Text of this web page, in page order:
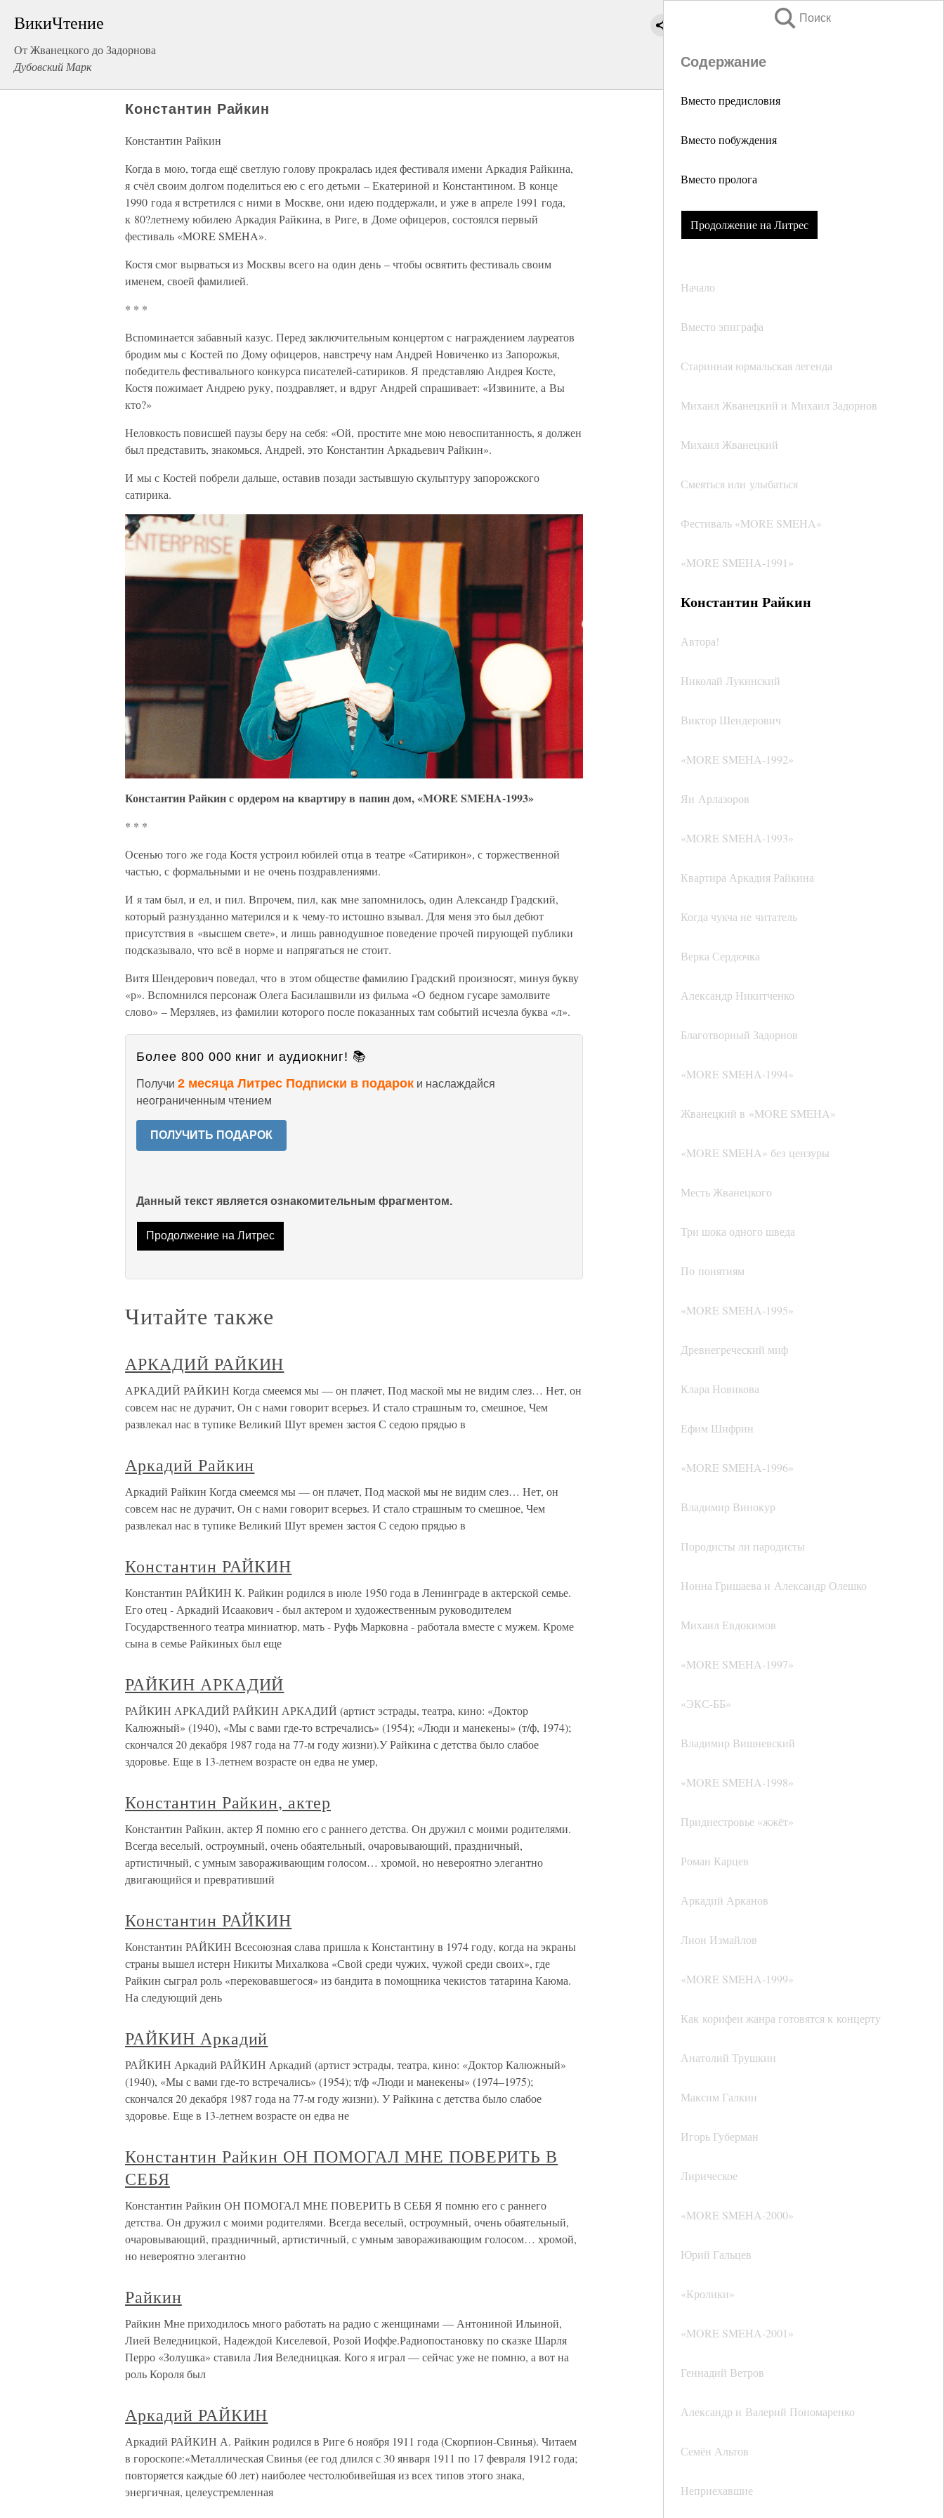
ВикиЧтение
От Жванецкого до Задорнова
Дубовский Марк
Поиск
Содержание
Вместо предисловия
Вместо побуждения
Вместо пролога
Продолжение на Литрес
Начало
Вместо эпиграфа
Старинная юрмальская легенда
Михаил Жванецкий и Михаил Задорнов
Михаил Жванецкий
Смеяться или улыбаться
Фестиваль «MORE SMEHA»
«MORE SMEHA‑1991»
Константин Райкин
Автора!
Николай Лукинский
Виктор Шендерович
«MORE SMEHA‑1992»
Ян Арлазоров
«MORE SMEHA‑1993»
Квартира Аркадия Райкина
Когда чукча не читатель
Верка Сердючка
Александр Никитченко
Благотворный Задорнов
«MORE SMEHA‑1994»
Жванецкий в «MORE SMEHA»
«MORE SMEHA» без цензуры
Месть Жванецкого
Три шока одного шведа
По понятиям
«MORE SMEHA‑1995»
Древнегреческий миф
Клара Новикова
Ефим Шифрин
«MORE SMEHA‑1996»
Владимир Винокур
Породисты ли пародисты
Нонна Гришаева и Александр Олешко
Михаил Евдокимов
«MORE SMEHA‑1997»
«ЭКС-ББ»
Владимир Вишневский
«MORE SMEHA‑1998»
Приднестровье «жжёт»
Роман Карцев
Аркадий Арканов
Лион Измайлов
«MORE SMEHA‑1999»
Как корифеи жанра готовятся к концерту
Анатолий Трушкин
Максим Галкин
Игорь Губерман
Лирическое
«MORE SMEHA‑2000»
Юрий Гальцев
«Кролики»
«MORE SMEHA‑2001»
Геннадий Ветров
Александр и Валерий Пономаренко
Семён Альтов
Неприехавшие
Константин Райкин
Константин Райкин
Когда в мою, тогда ещё светлую голову прокралась идея фестиваля имени Аркадия Райкина,
я счёл своим долгом поделиться ею с его детьми – Екатериной и Константином. В конце
1990 года я встретился с ними в Москве, они идею поддержали, и уже в апреле 1991 года,
к 80?летнему юбилею Аркадия Райкина, в Риге, в Доме офицеров, состоялся первый
фестиваль «MORE SMEHA».
Костя смог вырваться из Москвы всего на один день – чтобы освятить фестиваль своим
именем, своей фамилией.
* * *
Вспоминается забавный казус. Перед заключительным концертом с награждением лауреатов
бродим мы с Костей по Дому офицеров, навстречу нам Андрей Новиченко из Запорожья,
победитель фестивального конкурса писателей-сатириков. Я представляю Андрея Косте,
Костя пожимает Андрею руку, поздравляет, и вдруг Андрей спрашивает: «Извините, а Вы
кто?»
Неловкость повисшей паузы беру на себя: «Ой, простите мне мою невоспитанность, я должен
был представить, знакомься, Андрей, это Константин Аркадьевич Райкин».
И мы с Костей побрели дальше, оставив позади застывшую скульптуру запорожского
сатирика.
Константин Райкин с ордером на квартиру в папин дом, «MORE SMEHA-1993»
* * *
Осенью того же года Костя устроил юбилей отца в театре «Сатирикон», с торжественной
частью, с формальными и не очень поздравлениями.
И я там был, и ел, и пил. Впрочем, пил, как мне запомнилось, один Александр Градский,
который разнузданно матерился и к чему-то истошно взывал. Для меня это был дебют
присутствия в «высшем свете», и лишь равнодушное поведение прочей пирующей публики
подсказывало, что всё в норме и напрягаться не стоит.
Витя Шендерович поведал, что в этом обществе фамилию Градский произносят, минуя букву
«р». Вспомнился персонаж Олега Басилашвили из фильма «О бедном гусаре замолвите
слово» – Мерзляев, из фамилии которого после показанных там событий исчезла буква «л».
Более 800 000 книг и аудиокниг! 📚
Получи 2 месяца Литрес Подписки в подарок и наслаждайся
неограниченным чтением
ПОЛУЧИТЬ ПОДАРОК
Данный текст является ознакомительным фрагментом.
Продолжение на Литрес
Читайте также
АРКАДИЙ РАЙКИН
АРКАДИЙ РАЙКИН Когда смеемся мы — он плачет, Под маской мы не видим слез… Нет, он
совсем нас не дурачит, Он с нами говорит всерьез. И стало страшным то, смешное, Чем
развлекал нас в тупике Великий Шут времен застоя С седою прядью в
Аркадий Райкин
Аркадий Райкин Когда смеемся мы — он плачет, Под маской мы не видим слез… Нет, он
совсем нас не дурачит, Он с нами говорит всерьез. И стало страшным то смешное, Чем
развлекал нас в тупике Великий Шут времен застоя С седою прядью в
Константин РАЙКИН
Константин РАЙКИН К. Райкин родился в июле 1950 года в Ленинграде в актерской семье.
Его отец - Аркадий Исаакович - был актером и художественным руководителем
Государственного театра миниатюр, мать - Руфь Марковна - работала вместе с мужем. Кроме
сына в семье Райкиных был еще
РАЙКИН АРКАДИЙ
РАЙКИН АРКАДИЙ РАЙКИН АРКАДИЙ (артист эстрады, театра, кино: «Доктор
Калюжный» (1940), «Мы с вами где-то встречались» (1954); «Люди и манекены» (т/ф, 1974);
скончался 20 декабря 1987 года на 77-м году жизни).У Райкина с детства было слабое
здоровье. Еще в 13-летнем возрасте он едва не умер,
Константин Райкин, актер
Константин Райкин, актер Я помню его с раннего детства. Он дружил с моими родителями.
Всегда веселый, остроумный, очень обаятельный, очаровывающий, праздничный,
артистичный, с умным завораживающим голосом… хромой, но невероятно элегантно
двигающийся и превративший
Константин РАЙКИН
Константин РАЙКИН Всесоюзная слава пришла к Константину в 1974 году, когда на экраны
страны вышел истерн Никиты Михалкова «Свой среди чужих, чужой среди своих», где
Райкин сыграл роль «перековавшегося» из бандита в помощника чекистов татарина Каюма.
На следующий день
РАЙКИН Аркадий
РАЙКИН Аркадий РАЙКИН Аркадий (артист эстрады, театра, кино: «Доктор Калюжный»
(1940), «Мы с вами где-то встречались» (1954); т/ф «Люди и манекены» (1974–1975);
скончался 20 декабря 1987 года на 77-м году жизни). У Райкина с детства было слабое
здоровье. Еще в 13-летнем возрасте он едва не
Константин Райкин ОН ПОМОГАЛ МНЕ ПОВЕРИТЬ В
СЕБЯ
Константин Райкин ОН ПОМОГАЛ МНЕ ПОВЕРИТЬ В СЕБЯ Я помню его с раннего
детства. Он дружил с моими родителями. Всегда веселый, остроумный, очень обаятельный,
очаровывающий, праздничный, артистичный, с умным завораживающим голосом… хромой,
но невероятно элегантно
Райкин
Райкин Мне приходилось много работать на радио с женщинами — Антониной Ильиной,
Лией Веледницкой, Надеждой Киселевой, Розой Иоффе.Радиопостановку по сказке Шарля
Перро «Золушка» ставила Лия Веледницкая. Кого я играл — сейчас уже не помню, а вот на
роль Короля был
Аркадий РАЙКИН
Аркадий РАЙКИН А. Райкин родился в Риге 6 ноября 1911 года (Скорпион-Свинья). Читаем
в гороскопе:«Металлическая Свинья (ее год длился с 30 января 1911 по 17 февраля 1912 года;
повторяется каждые 60 лет) наиболее честолюбивейшая из всех типов этого знака,
энергичная, целеустремленная